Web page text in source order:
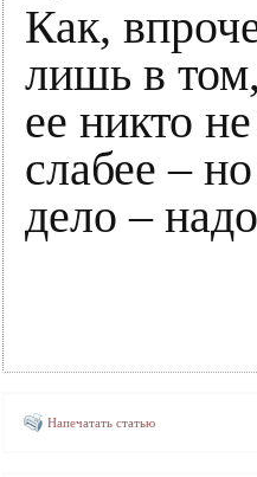
Как,
лишь в
ее никто
слабее –
дело –
Напечатать статью